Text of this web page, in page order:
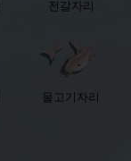
전갈자리
물고기자리